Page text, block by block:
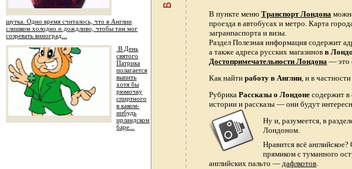
шутка. Одно время считалось, что в Англии
слишком холодно и дождливо, чтобы там мог
созревать виноград...
В День
святого
Патрика
полагается
выпить
хотя бы
рюмочку
спиртного
в каком-
нибудь
ирландском
баре...
В пункте меню Транспорт Лондона
проезда в автобусах и метро. Карта
загранпаспорта и визы.
Раздел Полезная информация содержит
а также адреса русских магазинов в
Достопримечательности Лондона — это
Как найти работу в Англии, и в частности
Рубрика Рассказы о Лондоне содержит в
истории и рассказы — они будут
Ну и, разумеется, в
Лондоном.
Нравится всё
прямиком с туманного
английских пальто — дафлкотов.